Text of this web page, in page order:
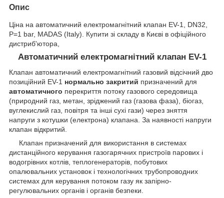
Опис
Ціна на автоматичний електромагнітний клапан EV-1, DN32,
P=1 bar, MADAS (Italy). Купити зі складу в Києві в офіційного
дистриб'ютора,
Автоматичний електромагнітний клапан EV-1
Клапан автоматичний електромагнітний газовий відсічний дво
позиційний EV-1 нормально закритий призначений для
автоматичного перекриття потоку газового середовища
(природний газ, метан, зріджений газ (газова фаза), біогаз,
вуглекислий газ, повітря та інші сухі гази) через зняття
напруги з котушки (електрона) клапана. За наявності напруги
клапан відкритий.
Клапан призначений для використання в системах
дистанційного керування газогарячних пристроїв парових і
водогрівних котлів, теплогенераторів, побутових
опалювальних установок і технологічних трубопроводних
системах для керування потоком газу як запірно-
регулювальних органів і органів безпеки.